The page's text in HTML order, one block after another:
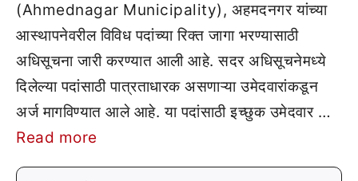
(Ahmednagar Municipality), अहमदनगर यांच्या
आस्थापनेवरील विविध पदांच्या रिक्त जागा भरण्यासाठी
अधिसूचना जारी करण्यात आली आहे. सदर अधिसूचनेमध्ये
दिलेल्या पदांसाठी पात्रताधारक असणाऱ्या उमेदवारांकडून
अर्ज मागविण्यात आले आहे. या पदांसाठी इच्छुक उमेदवार …
Read more